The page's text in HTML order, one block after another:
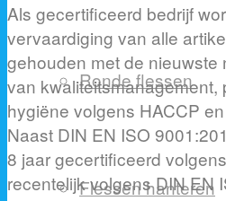
Ronde flessen
Flessen hanteren
Als gecertificeerd bedrijf
vervaardiging van alle
gehouden met de nieuwste
van kwaliteitsmanagement,
hygiëne volgens HACCP
Naast DIN EN ISO
8 jaar gecertificeerd
recentelijk volgens DIN EN